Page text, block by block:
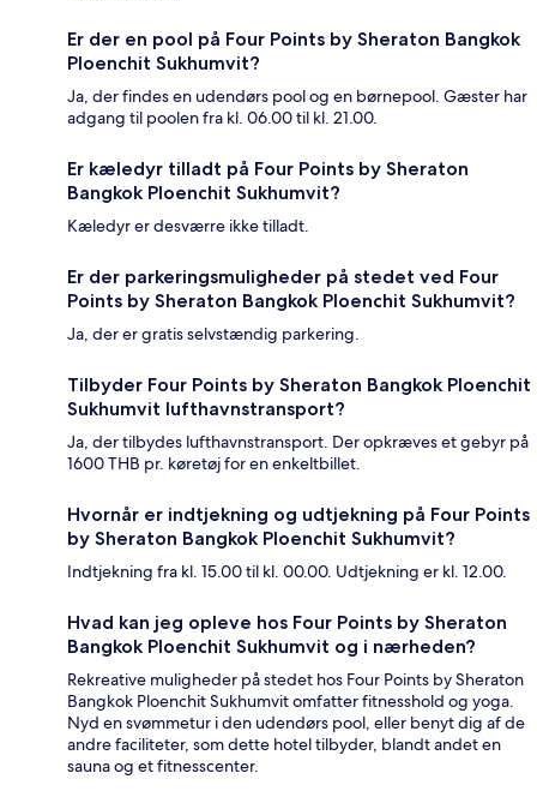
Er der en pool på Four Points by Sheraton Bangkok
Ploenchit Sukhumvit?
Ja, der findes en udendørs pool og en børnepool. Gæster har
adgang til poolen fra kl. 06.00 til kl. 21.00.
Er kæledyr tilladt på Four Points by Sheraton
Bangkok Ploenchit Sukhumvit?
Kæledyr er desværre ikke tilladt.
Er der parkeringsmuligheder på stedet ved Four
Points by Sheraton Bangkok Ploenchit Sukhumvit?
Ja, der er gratis selvstændig parkering.
Tilbyder Four Points by Sheraton Bangkok Ploenchit
Sukhumvit lufthavnstransport?
Ja, der tilbydes lufthavnstransport. Der opkræves et gebyr på
1600 THB pr. køretøj for en enkeltbillet.
Hvornår er indtjekning og udtjekning på Four Points
by Sheraton Bangkok Ploenchit Sukhumvit?
Indtjekning fra kl. 15.00 til kl. 00.00. Udtjekning er kl. 12.00.
Hvad kan jeg opleve hos Four Points by Sheraton
Bangkok Ploenchit Sukhumvit og i nærheden?
Rekreative muligheder på stedet hos Four Points by Sheraton
Bangkok Ploenchit Sukhumvit omfatter fitnesshold og yoga.
Nyd en svømmetur i den udendørs pool, eller benyt dig af de
andre faciliteter, som dette hotel tilbyder, blandt andet en
sauna og et fitnesscenter.